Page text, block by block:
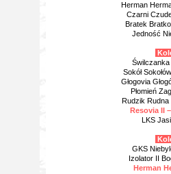
Herman
Czarni
Bratek
Jedność
Świlczanka
Sokół
Głogovia
Płomień
Rudzik Rudna
Resovia II
LKS
GKS
Izolator II
Herman